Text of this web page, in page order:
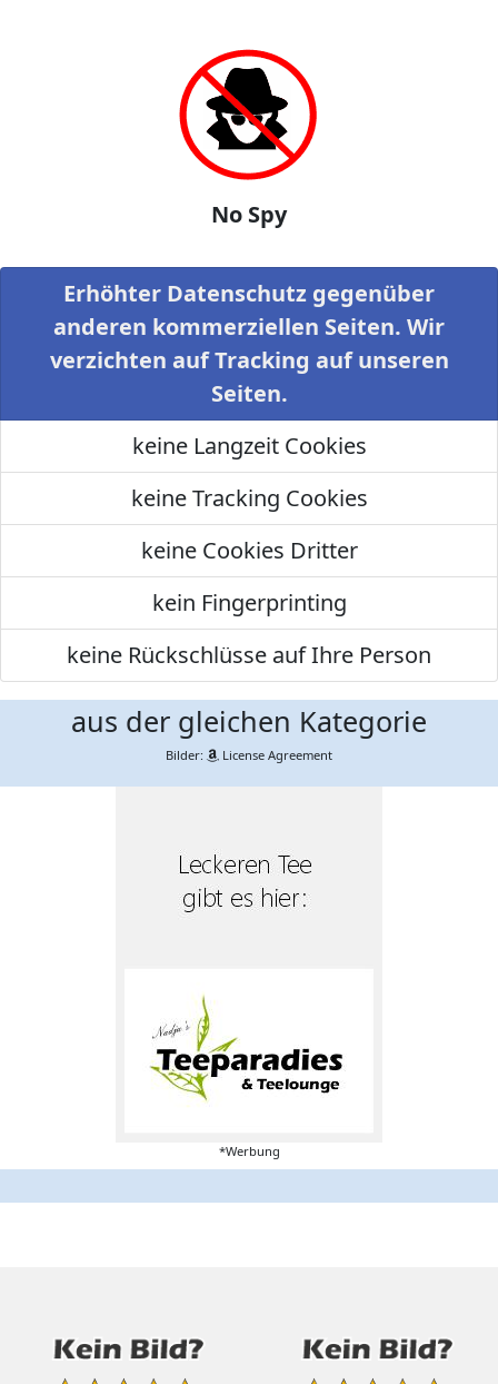
No Spy
Erhöhter Datenschutz gegenüber
anderen kommerziellen Seiten. Wir
verzichten auf Tracking auf unseren
Seiten.
keine Langzeit Cookies
keine Tracking Cookies
keine Cookies Dritter
kein Fingerprinting
keine Rückschlüsse auf Ihre Person
aus der gleichen Kategorie
Bilder: License Agreement
*Werbung